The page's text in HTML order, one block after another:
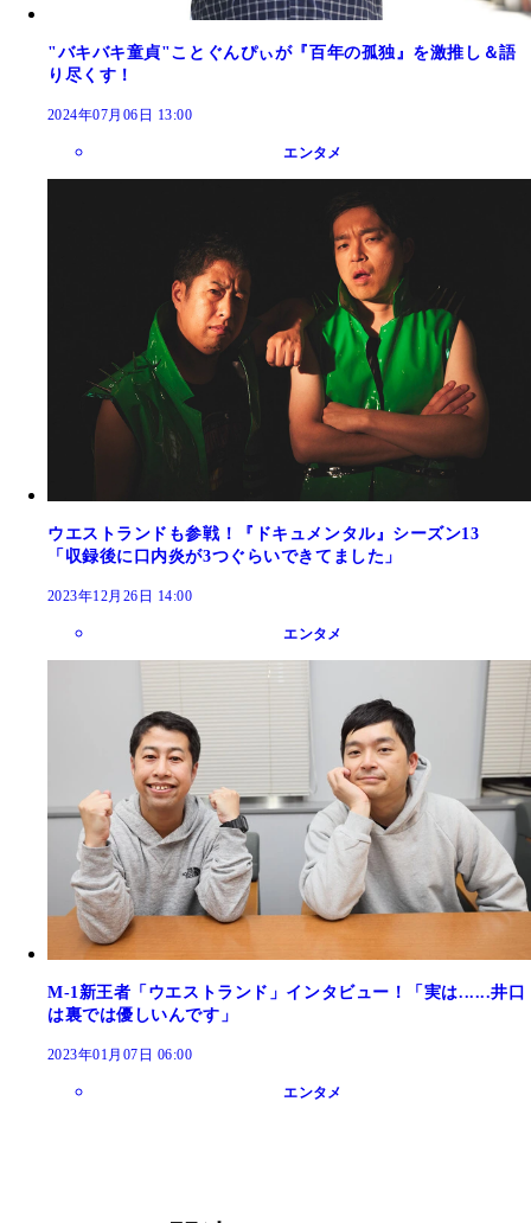
"バキバキ童貞"ことぐんぴぃが『百年の孤独』を激推し＆語
り尽くす！
2024年07月06日 13:00
エンタメ
ウエストランドも参戦！『ドキュメンタル』シーズン13
「収録後に口内炎が3つぐらいできてました」
2023年12月26日 14:00
エンタメ
M-1新王者「ウエストランド」インタビュー！「実は......井口
は裏では優しいんです」
2023年01月07日 06:00
エンタメ